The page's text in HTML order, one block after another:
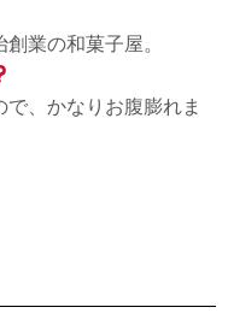
業の和菓子屋。
、かなりお腹膨れま